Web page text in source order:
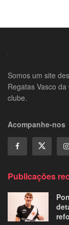
Somos um site
Regatas Vasco
clube.
Acompanhe-nos
Publicações